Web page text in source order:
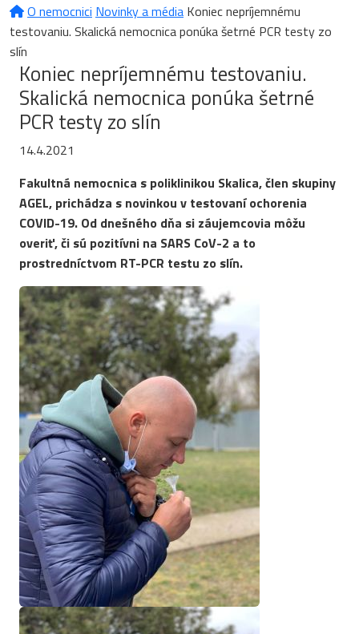
O nemocnici Novinky a média Koniec nepríjemnému
testovaniu. Skalická nemocnica ponúka šetrné PCR testy zo
slín
Koniec nepríjemnému testovaniu.
Skalická nemocnica ponúka šetrné
PCR testy zo slín
14.4.2021
Fakultná nemocnica s poliklinikou Skalica, člen skupiny
AGEL, prichádza s novinkou v testovaní ochorenia
COVID-19. Od dnešného dňa si záujemcovia môžu
overiť, či sú pozitívni na SARS CoV-2 a to
prostredníctvom RT-PCR testu zo slín.